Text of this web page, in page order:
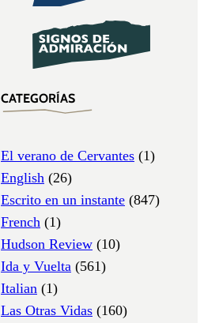
CATEGORÍAS
El verano de Cervantes (1)
English (26)
Escrito en un instante (847)
French (1)
Hudson Review (10)
Ida y Vuelta (561)
Italian (1)
Las Otras Vidas (160)